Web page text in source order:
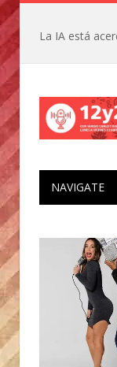
NAVIGATE